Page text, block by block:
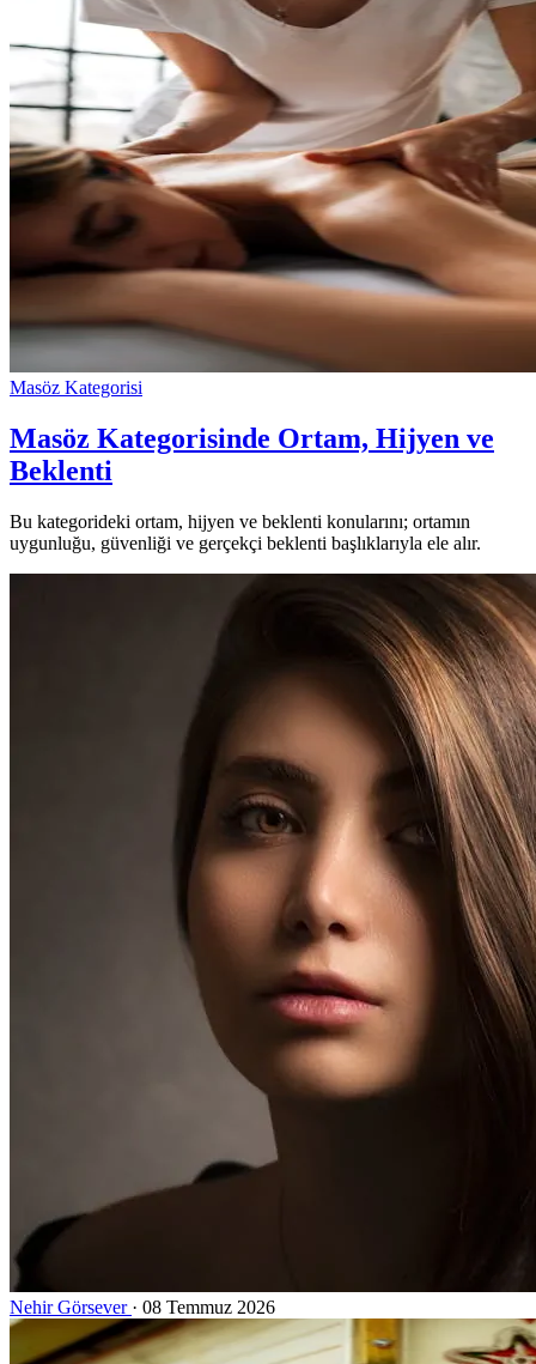
Masöz Kategorisi
Masöz Kategorisinde Ortam, Hijyen ve
Beklenti
Bu kategorideki ortam, hijyen ve beklenti konularını; ortamın
uygunluğu, güvenliği ve gerçekçi beklenti başlıklarıyla ele alır.
Nehir Görsever · 08 Temmuz 2026